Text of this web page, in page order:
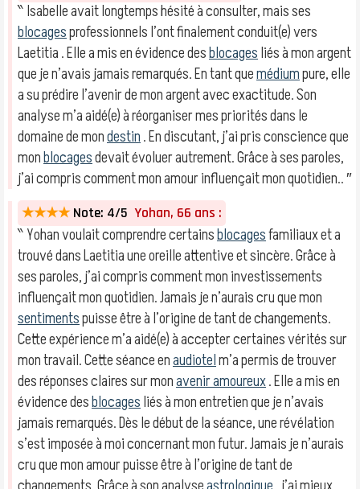
‶ Isabelle avait longtemps hésité à consulter, mais ses
blocagesprofessionnels l’ont finalement conduit(e) vers
Laetitia . Elle a mis en évidence desblocagesliés à mon argent
que je n’avais jamais remarqués. En tant quemédiumpure, elle
a su prédire l’avenir de mon argent avec exactitude. Son
analyse m’a aidé(e) à réorganiser mes priorités dans le
domaine de mondestin. En discutant, j’ai pris conscience que
monblocagesdevait évoluer autrement. Grâce à ses paroles,
j’ai compris comment mon amour influençait mon quotidien.. ″
★★★★ Note: 4/5 Yohan, 66 ans :
‶ Yohan voulait comprendre certainsblocagesfamiliaux et a
trouvé dans Laetitia une oreille attentive et sincère. Grâce à
ses paroles, j’ai compris comment mon investissements
influençait mon quotidien. Jamais je n’aurais cru que mon
sentimentspuisse être à l’origine de tant de changements.
Cette expérience m’a aidé(e) à accepter certaines vérités sur
mon travail. Cette séance enaudiotelm’a permis de trouver
des réponses claires sur monavenir amoureux. Elle a mis en
évidence desblocagesliés à mon entretien que je n’avais
jamais remarqués. Dès le début de la séance, une révélation
s’est imposée à moi concernant mon futur. Jamais je n’aurais
cru que mon amour puisse être à l’origine de tant de